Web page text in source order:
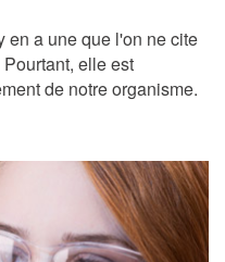
en a une que l'on ne cite
elle est
de notre organisme.